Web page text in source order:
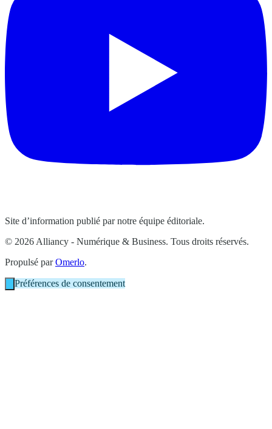
Site d’information publié par notre équipe éditoriale.
© 2026 Alliancy - Numérique & Business. Tous droits réservés.
Propulsé parOmerlo.
Préférences de consentement